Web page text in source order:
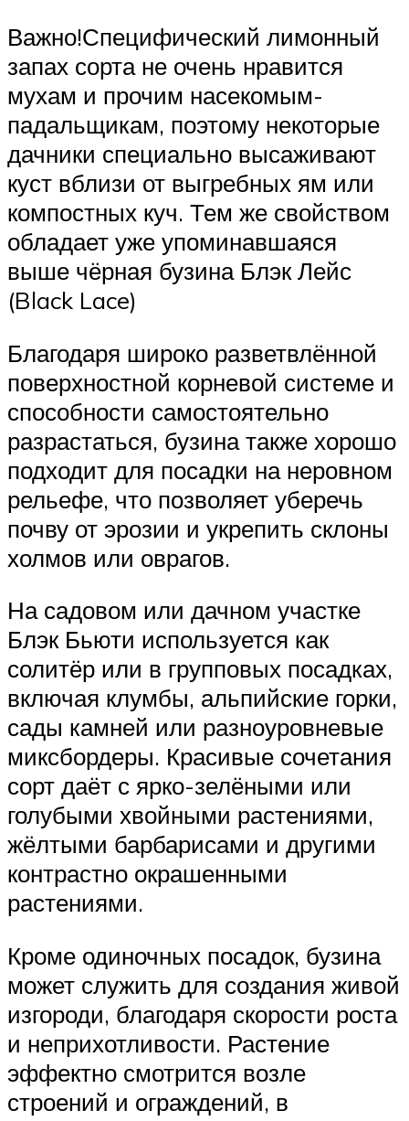
Важно!Специфический лимонный
запах сорта не очень нравится
мухам и прочим насекомым-
падальщикам, поэтому некоторые
дачники специально высаживают
куст вблизи от выгребных ям или
компостных куч. Тем же свойством
обладает уже упоминавшаяся
выше чёрная бузина Блэк Лейс
(Black Lace)
Благодаря широко разветвлённой
поверхностной корневой системе и
способности самостоятельно
разрастаться, бузина также хорошо
подходит для посадки на неровном
рельефе, что позволяет уберечь
почву от эрозии и укрепить склоны
холмов или оврагов.
На садовом или дачном участке
Блэк Бьюти используется как
солитёр или в групповых посадках,
включая клумбы, альпийские горки,
сады камней или разноуровневые
миксбордеры. Красивые сочетания
сорт даёт с ярко-зелёными или
голубыми хвойными растениями,
жёлтыми барбарисами и другими
контрастно окрашенными
растениями.
Кроме одиночных посадок, бузина
может служить для создания живой
изгороди, благодаря скорости роста
и неприхотливости. Растение
эффектно смотрится возле
строений и ограждений, в